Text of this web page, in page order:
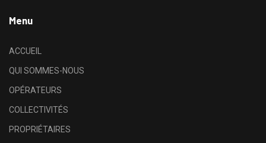
Menu
ACCUEIL
QUI SOMMES-NOUS
OPÉRATEURS
COLLECTIVITÉS
PROPRIÉTAIRES